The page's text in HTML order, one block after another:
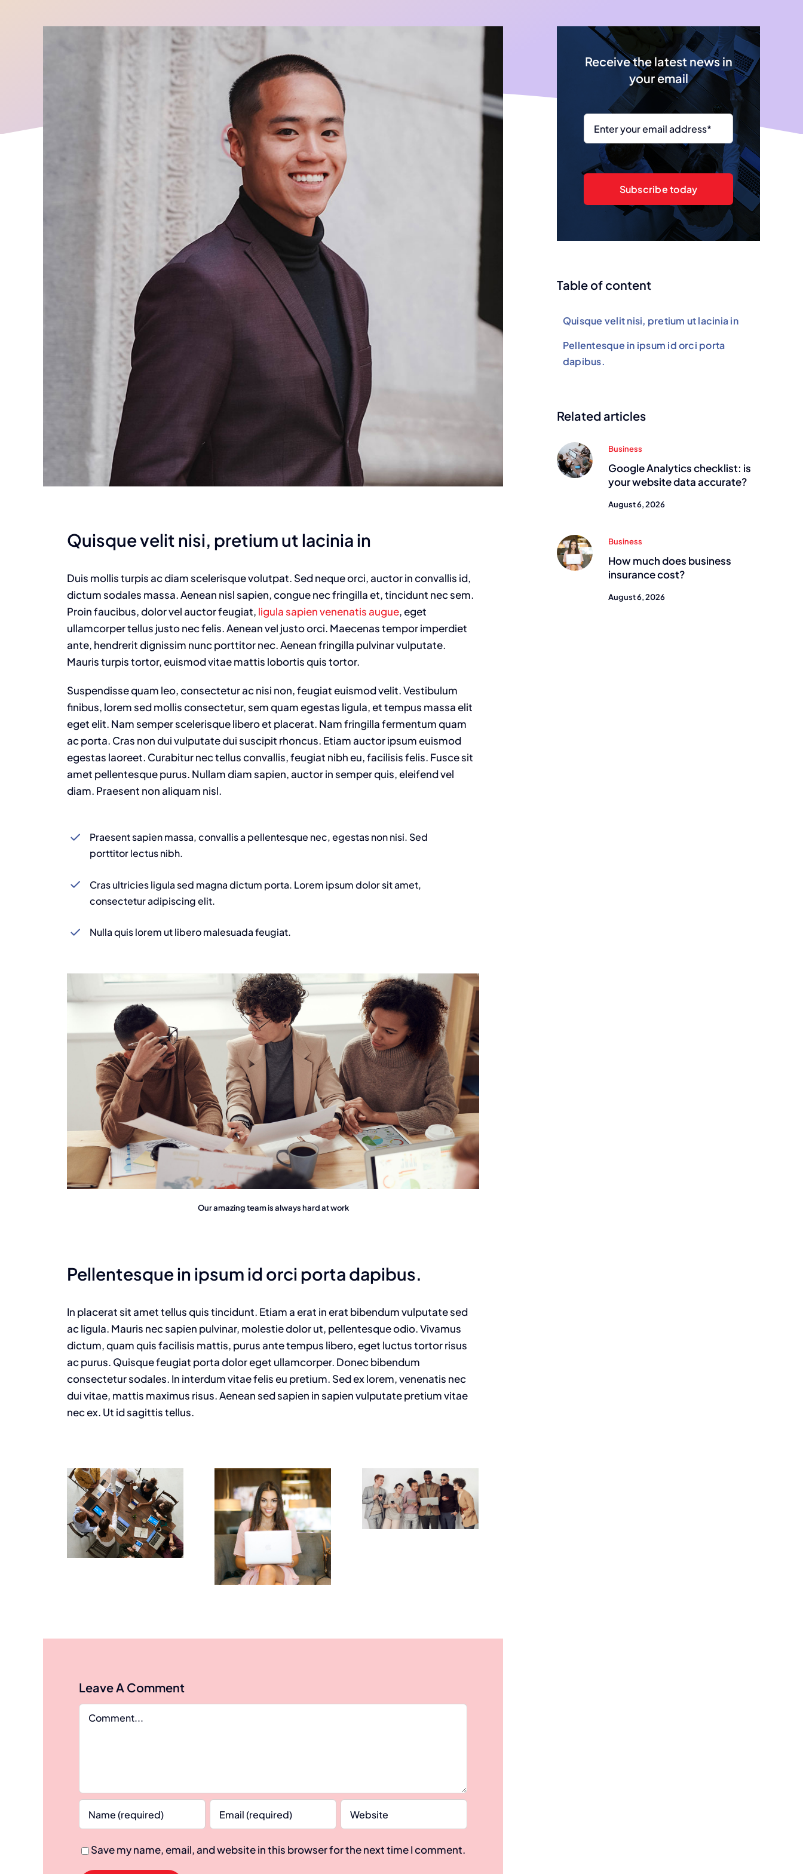
Quisque velit nisi, pretium ut lacinia in
Duis mollis turpis ac diam scelerisque volutpat. Sed neque orci, auctor in convallis id,
dictum sodales massa. Aenean nisl sapien, congue nec fringilla et, tincidunt nec sem.
Proin faucibus, dolor vel auctor feugiat, ligula sapien venenatis augue, eget
ullamcorper tellus justo nec felis. Aenean vel justo orci. Maecenas tempor imperdiet
ante, hendrerit dignissim nunc porttitor nec. Aenean fringilla pulvinar vulputate.
Mauris turpis tortor, euismod vitae mattis lobortis quis tortor.
Suspendisse quam leo, consectetur ac nisi non, feugiat euismod velit. Vestibulum
finibus, lorem sed mollis consectetur, sem quam egestas ligula, et tempus massa elit
eget elit. Nam semper scelerisque libero et placerat. Nam fringilla fermentum quam
ac porta. Cras non dui vulputate dui suscipit rhoncus. Etiam auctor ipsum euismod
egestas laoreet. Curabitur nec tellus convallis, feugiat nibh eu, facilisis felis. Fusce sit
amet pellentesque purus. Nullam diam sapien, auctor in semper quis, eleifend vel
diam. Praesent non aliquam nisl.
Praesent sapien massa, convallis a pellentesque nec, egestas non nisi. Sed
porttitor lectus nibh.
Cras ultricies ligula sed magna dictum porta. Lorem ipsum dolor sit amet,
consectetur adipiscing elit.
Nulla quis lorem ut libero malesuada feugiat.
Our amazing team is always hard at work
Pellentesque in ipsum id orci porta dapibus.
In placerat sit amet tellus quis tincidunt. Etiam a erat in erat bibendum vulputate sed
ac ligula. Mauris nec sapien pulvinar, molestie dolor ut, pellentesque odio. Vivamus
dictum, quam quis facilisis mattis, purus ante tempus libero, eget luctus tortor risus
ac purus. Quisque feugiat porta dolor eget ullamcorper. Donec bibendum
consectetur sodales. In interdum vitae felis eu pretium. Sed ex lorem, venenatis nec
dui vitae, mattis maximus risus. Aenean sed sapien in sapien vulputate pretium vitae
nec ex. Ut id sagittis tellus.
Leave A Comment
Comment
Save my name, email, and website in this browser for the next time I comment.
Receive the latest news in
your email
Subscribe today
Table of content
Quisque velit nisi, pretium ut lacinia in
Pellentesque in ipsum id orci porta
dapibus.
Related articles
Business
Google Analytics checklist: is
your website data accurate?
August 6, 2026
Business
How much does business
insurance cost?
August 6, 2026